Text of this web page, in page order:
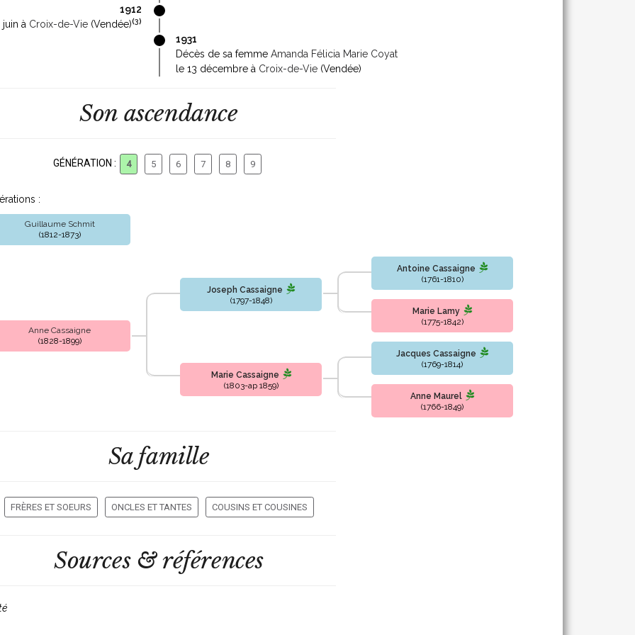
1912
à Croix-de-Vie (Vendée)(3)
1931
Décès de sa femme Amanda Félicia Marie Coyat
le 13 décembre à Croix-de-Vie (Vendée)
Son ascendance
GÉNÉRATION : 4 5 6 7 8 9
:
Guillaume Schmit
(1812-1873)
Anne Cassaigne
(1828-1899)
Joseph Cassaigne
(1797-1848)
Antoine Cassaigne
(1761-1810)
Marie Lamy
(1775-1842)
Marie Cassaigne
(1803-ap 1859)
Jacques Cassaigne
(1769-1814)
Anne Maurel
(1766-1849)
Sa famille
FRÈRES ET SOEURS ONCLES ET TANTES COUSINS ET COUSINES
Sources & références